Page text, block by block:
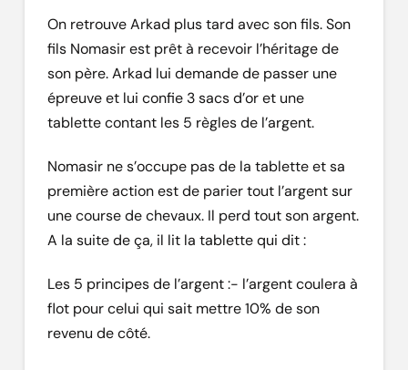
On retrouve Arkad plus tard avec son fils. Son
fils Nomasir est prêt à recevoir l’héritage de
son père. Arkad lui demande de passer une
épreuve et lui confie 3 sacs d’or et une
tablette contant les 5 règles de l’argent.
Nomasir ne s’occupe pas de la tablette et sa
première action est de parier tout l’argent sur
une course de chevaux. Il perd tout son argent.
A la suite de ça, il lit la tablette qui dit :
Les 5 principes de l’argent :- l’argent coulera à
flot pour celui qui sait mettre 10% de son
revenu de côté.